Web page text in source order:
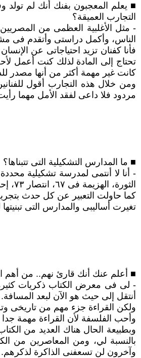
■ يعلم المعجبون بفنك أنك لم
التجارب العميقة؟
- مثل الأغلبية العظمى من
الناس، وأكمل دراستى وأتقدم فى
فأنا كفنان تزيد احتياجاتى عن
تحتاج إلى المادة لذلك كنت أعمل
كانت غير مهمة أكثر من أنها مصدر
ومن خلال هذه التجارب أقول
مردود فلا داعى لفقد الأمل مهما
■ ما المدارس التشكيلية التى
- أنا لا أنتمى لمدرسة تشكيلية
الثورة، الهزيمة فى ٦٧، انتصار ٧٣، إحباطات فترة الرئيس السادات، والانفتاح الاقتصادى، كل هذه الأحداث الجلل وغيرها كان لها انعكاسات على أعمالى الفنية.
كما حاولت التعبير عن كل حدث
تغيرت أساليبى والمدارس التى
■ أعلم عنك أنك قارئ نهم.. من أهم
- لى فى معرض الكتاب ذكريات كثيرة
أنتقل إلى حيث هو الآن لبعد المسافة.
ولكن القراءة جزء مهم من تاريخى
وأحب الفلسفة لأن القراءة مهمة جدا
وبطبيعة الحال هناك العديد من
بالنسبة لي، ومن المعاصرين من
وآخرون لن تسعفنى الذاكرة لذكرهم.